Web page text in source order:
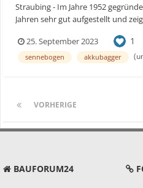
Straubing - Im Jahre 1952
Jahren sehr gut aufgestellt und
Hausausstellung im Jahr 2017
und die Anzahl an Standorten
25. September 2023 1
sennebogen akkubagger
VORHERIGE
BAUFORUM24